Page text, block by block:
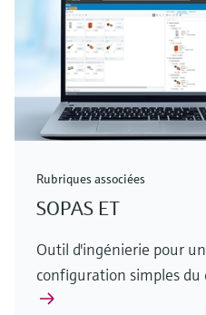
Rubriques associées
SOPAS ET
Outil d'ingénierie pour
configuration simples du